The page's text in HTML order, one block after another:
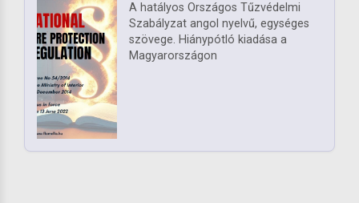
A hatályos Országos Tűzvédelmi
Szabályzat angol nyelvű, egységes
szövege. Hiánypótló kiadása a
Magyarországon